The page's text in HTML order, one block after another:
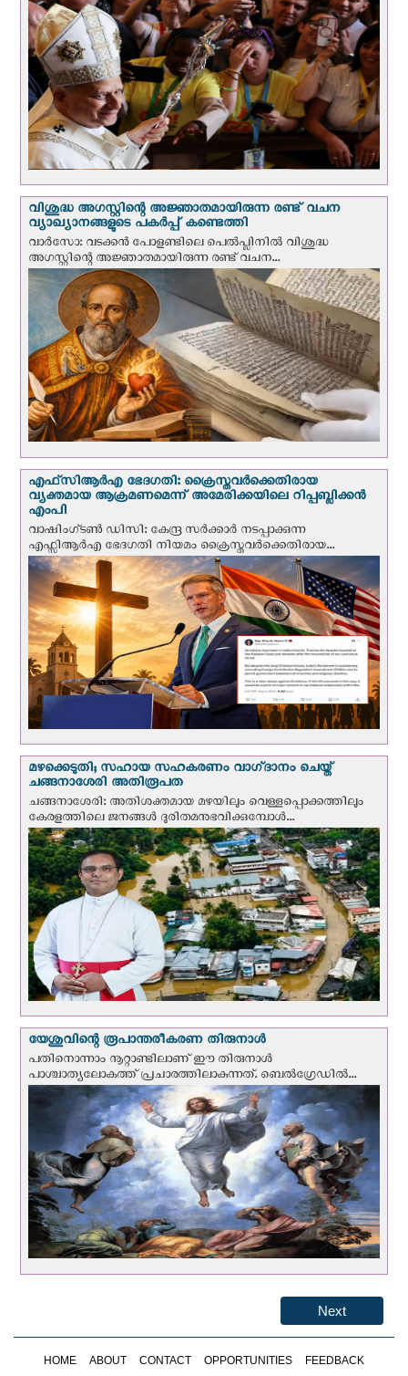
വിശുദ്ധ അഗസ്റ്റിന്റെ അജ്ഞാതമായിരുന്ന രണ്ട് വചന
വ്യാഖ്യാനങ്ങളുടെ പകര്‍പ്പ് കണ്ടെത്തി
വാര്‍സോ: വടക്കൻ പോളണ്ടിലെ പെൽപ്ലിനില്‍ വിശുദ്ധ
അഗസ്റ്റിന്റെ അജ്ഞാതമായിരുന്ന രണ്ട് വചന...
എഫ്‌സി‌ആര്‍‌എ ഭേദഗതി: ക്രൈസ്തവർക്കെതിരായ
വ്യക്തമായ ആക്രമണമെന്ന് അമേരിക്കയിലെ റിപ്പബ്ലിക്കൻ
എംപി
വാഷിംഗ്ടണ്‍ ഡി‌സി: കേന്ദ്ര സർക്കാർ നടപ്പാക്കുന്ന
എഫ്സിആർഎ ഭേദഗതി നിയമം ക്രൈസ്തവർക്കെതിരായ...
മഴക്കെടുതി; സഹായ സഹകരണം വാഗ്‌ദാനം ചെയ്ത്
ചങ്ങനാശേരി അതിരൂപത
ചങ്ങനാശേരി: അതിശക്തമായ മഴയിലും വെള്ളപ്പൊക്കത്തിലും
കേരളത്തിലെ ജനങ്ങൾ ദുരിതമനുഭവിക്കുമ്പോൾ...
യേശുവിന്റെ രൂപാന്തരീകരണ തിരുനാള്‍
പതിനൊന്നാം നൂറ്റാണ്ടിലാണ് ഈ തിരുനാള്‍
പാശ്ചാത്യലോകത്ത് പ്രചാരത്തിലാകുന്നത്. ബെല്‍ഗ്രേഡില്‍...
Next
HOME ABOUT CONTACT OPPORTUNITIES FEEDBACK